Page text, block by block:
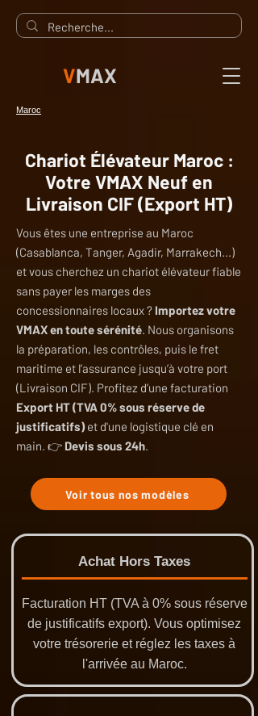
VMAX
Maroc
Chariot Élévateur Maroc :
Votre VMAX Neuf en
Livraison CIF (Export HT)
Vous êtes une entreprise au Maroc
(Casablanca, Tanger, Agadir, Marrakech...)
et vous cherchez un chariot élévateur fiable
sans payer les marges des
concessionnaires locaux ? Importez votre
VMAX en toute sérénité. Nous organisons
la préparation, les contrôles, puis le fret
maritime et l’assurance jusqu’à votre port
(Livraison CIF). Profitez d’une facturation
Export HT (TVA 0% sous réserve de
justificatifs)et d'une logistique clé en
main. 👉 Devis sous 24h.
Voir tous nos modèles
Achat Hors Taxes
Facturation HT (TVA à 0% sous réserve
de justificatifs export). Vous optimisez
votre trésorerie et réglez les taxes à
l'arrivée au Maroc.